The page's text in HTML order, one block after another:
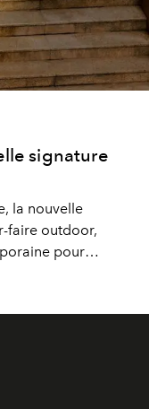
signature
la nouvelle
faire outdoor,
pour